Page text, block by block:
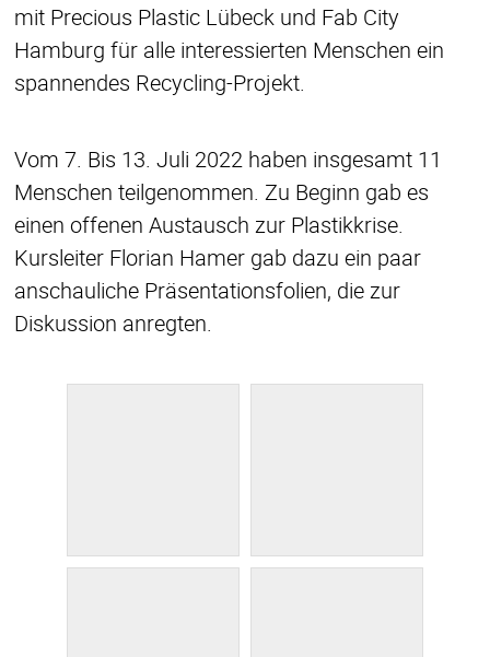
mit Precious Plastic Lübeck und Fab City
Hamburg für alle interessierten Menschen ein
spannendes Recycling-Projekt.
Vom 7. Bis 13. Juli 2022 haben insgesamt 11
Menschen teilgenommen. Zu Beginn gab es
einen offenen Austausch zur Plastikkrise.
Kursleiter Florian Hamer gab dazu ein paar
anschauliche Präsentationsfolien, die zur
Diskussion anregten.